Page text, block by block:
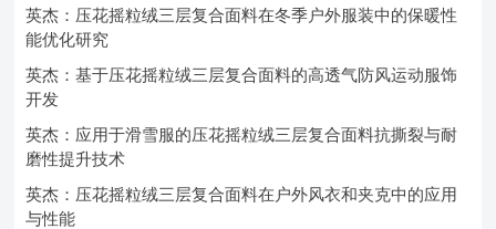
英杰：压花摇粒绒三层复合面料在冬季户外服装中的保暖性
能优化研究
英杰：基于压花摇粒绒三层复合面料的高透气防风运动服饰
开发
英杰：应用于滑雪服的压花摇粒绒三层复合面料抗撕裂与耐
磨性提升技术
英杰：压花摇粒绒三层复合面料在户外风衣和夹克中的应用
与性能